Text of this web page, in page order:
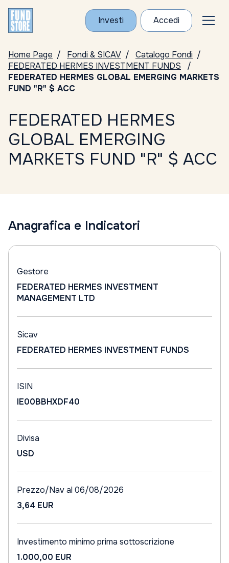
Investi Accedi
Home Page Fondi & SICAV
Catalogo Fondi
FEDERATED HERMES INVESTMENT FUNDS
FEDERATED HERMES GLOBAL EMERGING MARKETS
FUND "R" $ ACC
FEDERATED HERMES
GLOBAL EMERGING
MARKETS FUND "R" $ ACC
Anagrafica e Indicatori
Gestore
FEDERATED HERMES INVESTMENT
MANAGEMENT LTD
Sicav
FEDERATED HERMES INVESTMENT FUNDS
ISIN
IE00BBHXDF40
Divisa
USD
Prezzo/Nav al 06/08/2026
3,64 EUR
Investimento minimo prima sottoscrizione
1.000,00 EUR